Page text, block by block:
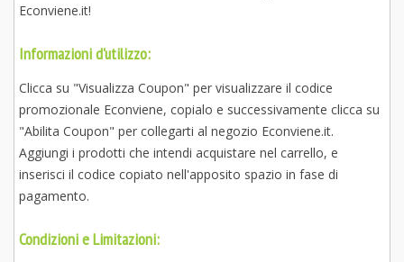
Econviene.it!
Informazioni d'utilizzo:
Clicca su "Visualizza Coupon" per visualizzare il codice
promozionale Econviene, copialo e successivamente clicca su
"Abilita Coupon" per collegarti al negozio Econviene.it.
Aggiungi i prodotti che intendi acquistare nel carrello, e
inserisci il codice copiato nell'apposito spazio in fase di
pagamento.
Condizioni e Limitazioni: